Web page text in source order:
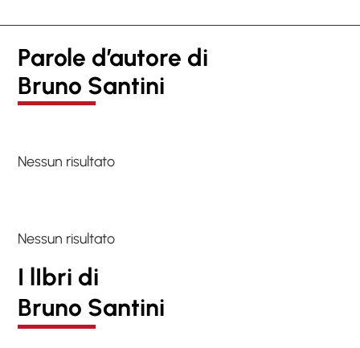
Parole d’autore di
Bruno Santini
Nessun risultato
Nessun risultato
I lIbri di
Bruno Santini